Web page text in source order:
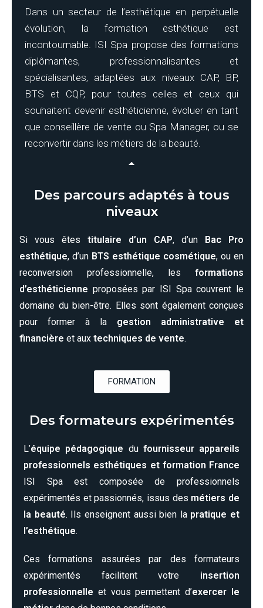
Dans un secteur de l’esthétique en perpétuelle
évolution, la formation esthétique est
incontournable. ISI Spa propose des formations
diplômantes, professionnalisantes et
spécialisantes, adaptées aux niveaux CAP, BP,
BTS et CQP, pour toutes celles et ceux qui
souhaitent devenir esthéticienne, évoluer en tant
que conseillère de vente ou Spa Manager, ou se
reconvertir dans les métiers de la beauté.
Des parcours adaptés à tous
niveaux
Si vous êtes titulaire d’un CAP, d’un Bac Pro
esthétique, d’un BTS esthétique cosmétique, ou en
reconversion professionnelle, les formations
d’esthéticienne proposées par ISI Spa couvrent le
domaine du bien-être. Elles sont également conçues
pour former à la gestion administrative et
financière et aux techniques de vente.
FORMATION
Des formateurs expérimentés
L’équipe pédagogique du fournisseur appareils
professionnels esthétiques et formation France
ISI Spa est composée de professionnels
expérimentés et passionnés, issus des métiers de
la beauté. Ils enseignent aussi bien la pratique et
l’esthétique.
Ces formations assurées par des formateurs
expérimentés facilitent votre insertion
professionnelle et vous permettent d’exercer le